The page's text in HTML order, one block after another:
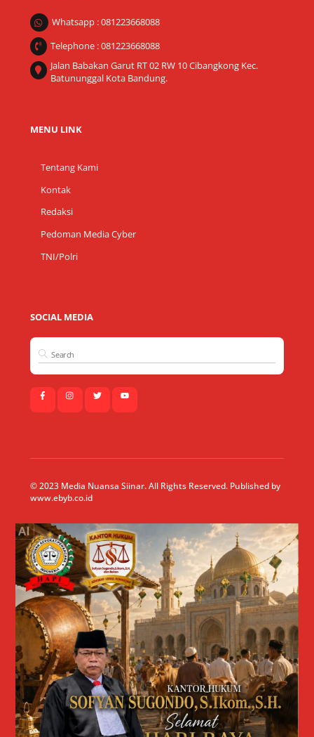
Whatsapp : 081223668088
Telephone : 081223668088
Jalan Babakan Garut RT 02 RW 10 Cibangkong Kec.
Batununggal Kota Bandung.
MENU LINK
Tentang Kami
Kontak
Redaksi
Pedoman Media Cyber
TNI/Polri
SOCIAL MEDIA
© 2023 Media Nuansa Siinar. All Rights Reserved. Published by
www.ebyb.co.id